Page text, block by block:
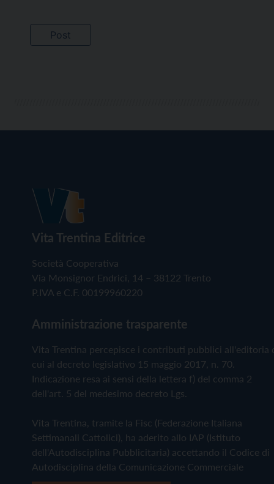
Vita Trentina Editrice
Società Cooperativa
Via Monsignor Endrici, 14 – 38122 Trento
P.IVA e C.F. 00199960220
Amministrazione trasparente
Vita Trentina percepisce i contributi pubblici all'editoria
cui al decreto legislativo 15 maggio 2017, n. 70.
Indicazione resa ai sensi della lettera f) del comma 2
dell'art. 5 del medesimo decreto Lgs.
Vita Trentina, tramite la Fisc (Federazione Italiana
Settimanali Cattolici), ha aderito allo IAP (Istituto
dell'Autodisciplina Pubblicitaria) accettando il Codice di
Autodisciplina della Comunicazione Commerciale